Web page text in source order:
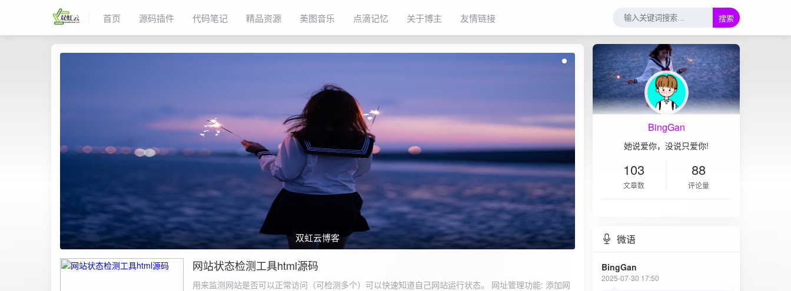
首页 源码插件 代码笔记 精品资源 美图音乐 点滴记忆 关于博主 友情链接 搜索
双虹云博客
2025-8-12
网站状态检测工具html源码
用来监测网站是否可以正常访问（可检测多个）可以快速知道自己网站运行状态。 网址管理功能: 添加网
BingGan
她说爱你，没说只爱你!
103
文章数
88
评论量
微语
BingGan
2025-07-30 17:50